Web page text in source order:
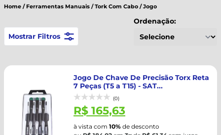
Home / Ferramentas Manuais /Tork Com Cabo /Jogo
Mostrar Filtros
Ordenação:
Jogo De Chave De Precisão Torx Reta
7 Peças (T5 a T15) - SAT...
(0)
R$ 165,63
à vista com 10% de desconto